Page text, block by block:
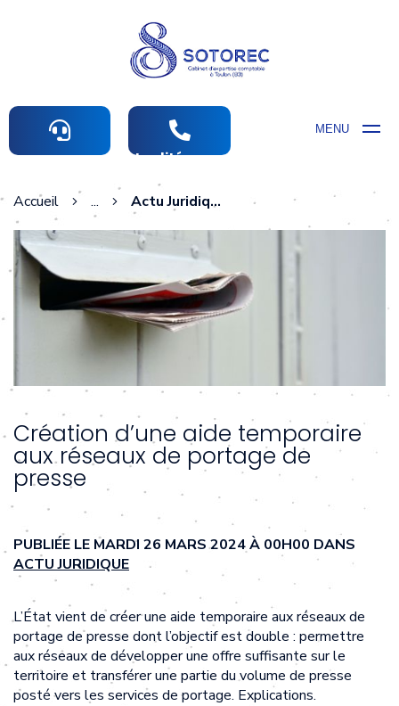
MENU
Actualités comptables
Accueil ... Actu Juridique
Création d’une aide temporaire
aux réseaux de portage de
presse
PUBLIÉE LE MARDI 26 MARS 2024 À 00H00 DANS
ACTU JURIDIQUE
L’État vient de créer une aide temporaire aux réseaux de
portage de presse dont l’objectif est double : permettre
aux réseaux de développer une offre suffisante sur le
territoire et transférer une partie du volume de presse
posté vers les services de portage. Explications.